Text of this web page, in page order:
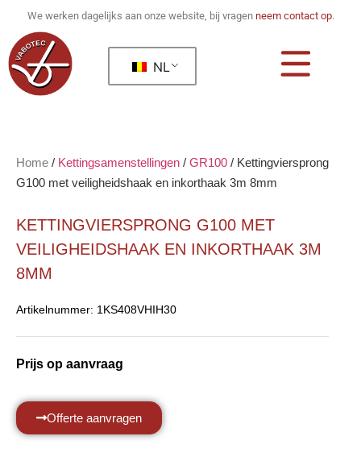
We werken dagelijks aan onze website, bij vragen neem contact op.
NL
Home / Kettingsamenstellingen / GR100 / Kettingviersprong
G100 met veiligheidshaak en inkorthaak 3m 8mm
KETTINGVIERSPRONG G100 MET
VEILIGHEIDSHAAK EN INKORTHAAK 3M
8MM
Artikelnummer: 1KS408VHIH30
Prijs op aanvraag
Offerte aanvragen